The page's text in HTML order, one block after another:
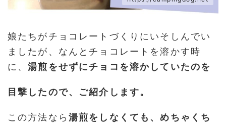
娘たちがチョコレートづくりにいそしんでい
ましたが、なんとチョコレートを溶かす時
に、湯煎をせずにチョコを溶かしていたのを
目撃したので、ご紹介します。
この方法なら 湯煎をしなくても、めちゃくち